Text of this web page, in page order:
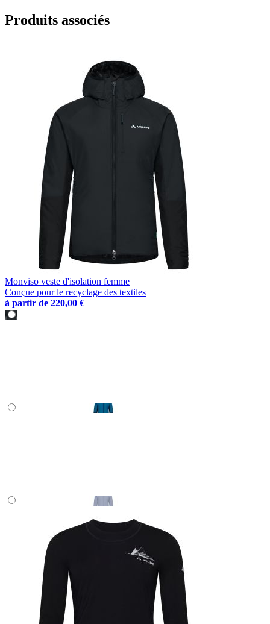
Produits associés
Monviso veste d'isolation femme
Conçue pour le recyclage des textiles
à partir de 220,00 €